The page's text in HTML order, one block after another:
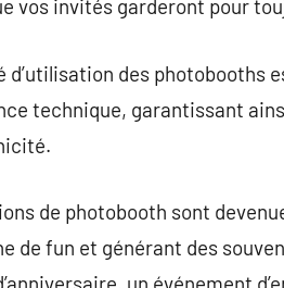
vos invités garderont pour
d’utilisation des photobooths
technique, garantissant
de photobooth sont
de fun et générant des